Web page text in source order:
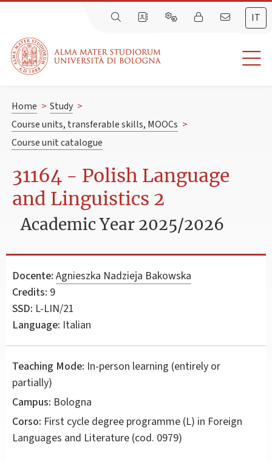
IT
Home > Study >
Course units, transferable skills, MOOCs >
Course unit catalogue
31164 - Polish Language
and Linguistics 2
Academic Year 2025/2026
Docente: Agnieszka Nadzieja Bakowska
Credits: 9
SSD: L-LIN/21
Language: Italian
Teaching Mode: In-person learning (entirely or
partially)
Campus: Bologna
Corso: First cycle degree programme (L) in Foreign
Languages and Literature (cod. 0979)